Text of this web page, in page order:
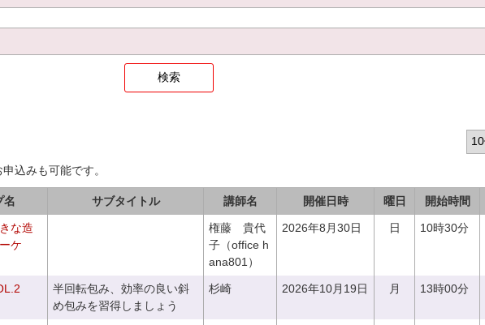
込みも可能です。
名 サブタイトル 講師名 開催日時 曜日 開始時間
な造
ケ
権藤 貴代
子（office h
ana801）
2026年8月30日 日 10時30分
半回転包み、効率の良い斜
め包みを習得しましょう
杉崎 2026年10月19日 月 13時00分